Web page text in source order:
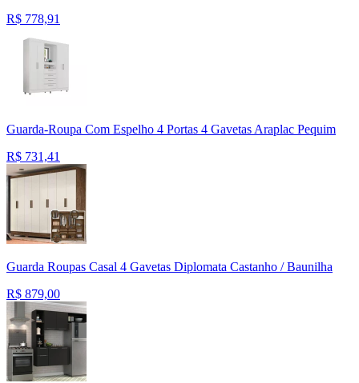
R$ 778,91
Guarda-Roupa Com Espelho 4 Portas 4 Gavetas Araplac Pequim
R$ 731,41
Guarda Roupas Casal 4 Gavetas Diplomata Castanho / Baunilha
R$ 879,00